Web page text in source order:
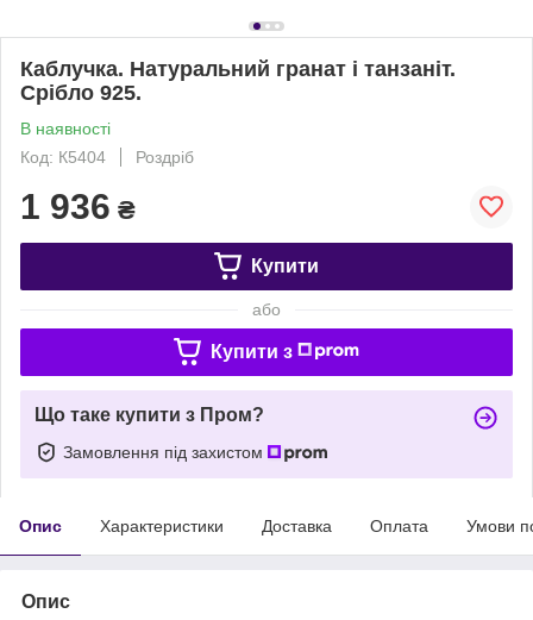
Каблучка. Натуральний гранат і танзаніт.
Срібло 925.
В наявності
Код: К5404
Роздріб
1 936 ₴
Купити
або
Купити з
Що таке купити з Пром?
Замовлення під захистом
Опис Характеристики Доставка Оплата Умови
Опис